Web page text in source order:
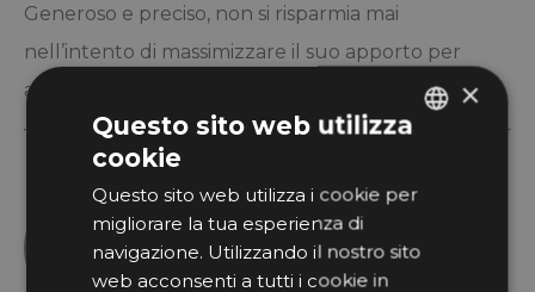
Generoso e preciso, non si risparmia mai
nell’intento di massimizzare il suo apporto per
arrivare a soluzioni ottimali e definitive per i clienti.
Sig.ra Wally Schwarz
L’anima amministrativa del team:
GERMAN
×
Questo sito web utilizza
cookie
Questo sito web utilizza i cookie per
migliorare la tua esperienza di
navigazione. Utilizzando il nostro sito
web acconsenti a tutti i cookie in